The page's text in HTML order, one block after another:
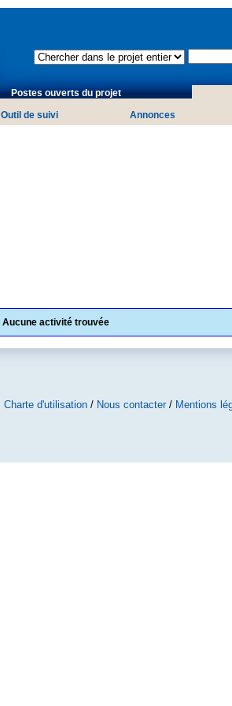
Postes ouverts du projet
Outil de suivi Annonces
Aucune activité trouvée
Charte d'utilisation/ Nous contacter/ Mentions